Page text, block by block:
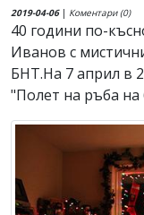
2019-04-06| Коментари (0)
40 години по-
Иванов с
БНТ.На 7 април в
"Полет на ръба на